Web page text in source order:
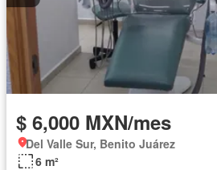
$ 6,000 MXN/mes
Del Valle Sur, Benito Juárez
6 m²